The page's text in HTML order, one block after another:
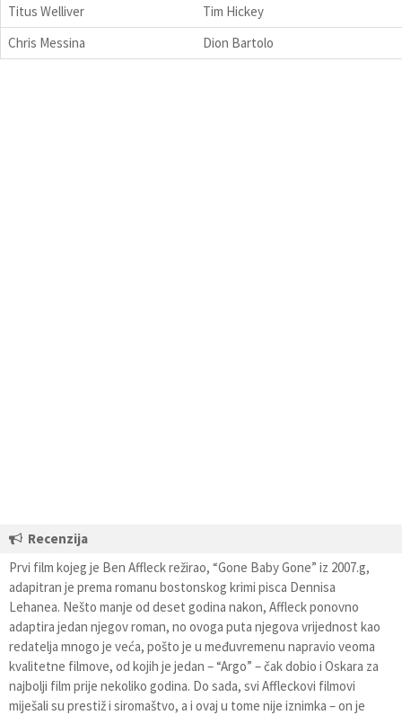
Titus Welliver
Tim Hickey
Chris Messina
Dion Bartolo
Recenzija
Prvi film kojeg je Ben Affleck režirao, “Gone Baby Gone” iz 2007.g,
adapitran je prema romanu bostonskog krimi pisca Dennisa
Lehanea. Nešto manje od deset godina nakon, Affleck ponovno
adaptira jedan njegov roman, no ovoga puta njegova vrijednost kao
redatelja mnogo je veća, pošto je u međuvremenu napravio veoma
kvalitetne filmove, od kojih je jedan – “Argo” – čak dobio i Oskara za
najbolji film prije nekoliko godina. Do sada, svi Affleckovi filmovi
miješali su prestiž i siromaštvo, a i ovaj u tome nije iznimka – on je